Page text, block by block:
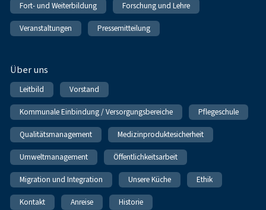
Fort- und Weiterbildung Forschung und Lehre
Veranstaltungen Pressemitteilung
Über uns
Leitbild Vorstand
Kommunale Einbindung / Versorgungsbereiche Pflegeschule
Qualitätsmanagement Medizinproduktesicherheit
Umweltmanagement Öffentlichkeitsarbeit
Migration und Integration Unsere Küche Ethik
Kontakt Anreise Historie